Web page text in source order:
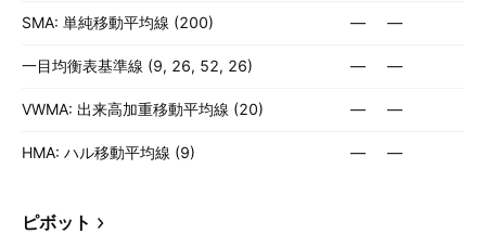
SMA: 単純移動平均線 (200) — —
一目均衡表基準線 (9, 26, 52, 26) — —
VWMA: 出来高加重移動平均線 (20) — —
HMA: ハル移動平均線 (9) — —
ピボット